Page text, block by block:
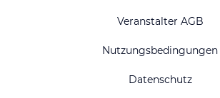
Veranstalter AGB
Nutzungsbedingungen
Datenschutz